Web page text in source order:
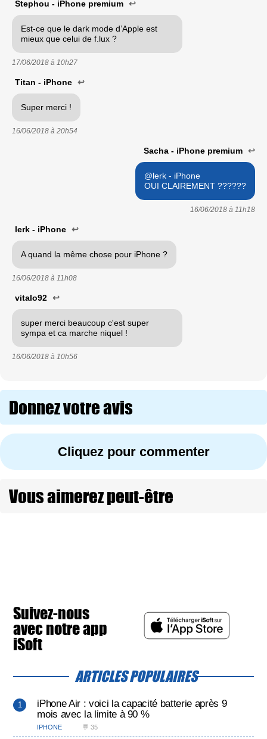
Stephou - iPhone premium ↩
Est-ce que le dark mode d’Apple est
mieux que celui de f.lux ?
17/06/2018 à 10h27
Titan - iPhone ↩
Super merci !
16/06/2018 à 20h54
Sacha - iPhone premium ↩
@lerk - iPhone
OUI CLAIREMENT ??????
16/06/2018 à 11h18
lerk - iPhone ↩
A quand la même chose pour iPhone ?
16/06/2018 à 11h08
vitalo92 ↩
super merci beaucoup c'est super
sympa et ca marche niquel !
16/06/2018 à 10h56
Donnez votre avis
Cliquez pour commenter
Vous aimerez peut-être
Suivez-nous
avec notre app
iSoft
ARTICLES POPULAIRES
iPhone Air : voici la capacité batterie après 9
mois avec la limite à 90 %
IPHONE 💬 35